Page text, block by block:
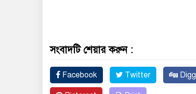
সংবাদটি শেয়ার করুন :
Facebook Twitter Digg